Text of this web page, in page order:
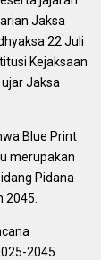
Jaksa
22 Juli
Kejaksaan
Jaksa
Blue Print
merupakan
Pidana
2045.
2045